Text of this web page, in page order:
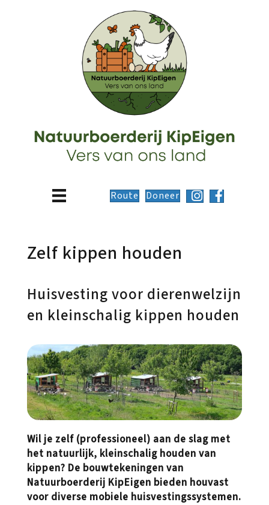
Route Doneer
Zelf kippen houden
Huisvesting voor dierenwelzijn
en kleinschalig kippen houden
Wil je zelf (professioneel) aan de slag met
het natuurlijk, kleinschalig houden van
kippen? De bouwtekeningen van
Natuurboerderij KipEigen bieden houvast
voor diverse mobiele huisvestingssystemen.